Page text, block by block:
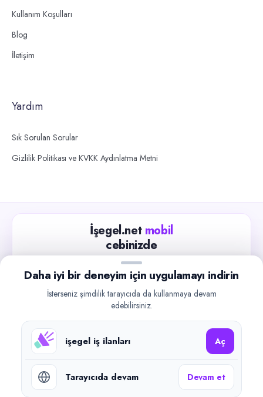
Kullanım Koşulları
Blog
İletişim
Yardım
Sık Sorulan Sorular
Gizlilik Politikası ve KVKK Aydınlatma Metni
İşegel.net mobil
cebinizde
Güncel iş ilanlarını takip edin, işverenlerle hızlıca
iletişime geçin.
Google Play
©2026işegel.net. Tüm hakları saklıdır.
Daha iyi bir deneyim için uygulamayı indirin
İsterseniz şimdilik tarayıcıda da kullanmaya devam
edebilirsiniz.
işegel iş ilanları Aç
Tarayıcıda devam Devam et